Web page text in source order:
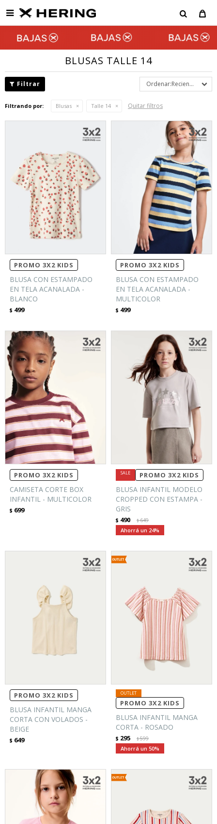

BLUSAS TALLE 14
Recientes
Filtrando por: Blusas Talle 14 Quitar filtros
PROMO 3X2 KIDS
BLUSA CON ESTAMPADO
EN TELA ACANALADA -
BLANCO
$ 499
PROMO 3X2 KIDS
BLUSA CON ESTAMPADO
EN TELA ACANALADA -
MULTICOLOR
$ 499
PROMO 3X2 KIDS
CAMISETA CORTE BOX
INFANTIL - MULTICOLOR
$ 699
PROMO 3X2 KIDS
BLUSA INFANTIL MODELO
CROPPED CON ESTAMPA -
GRIS
$ 490 $649
24
PROMO 3X2 KIDS
BLUSA INFANTIL MANGA
CORTA CON VOLADOS -
BEIGE
$ 649
PROMO 3X2 KIDS
BLUSA INFANTIL MANGA
CORTA - ROSADO
$ 295 $599
50